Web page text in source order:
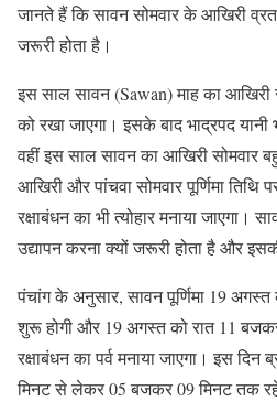
जानते हैं कि सावन सोमवार के आखिरी
जरूरी होता है।
इस साल सावन (Sawan) माह का
को रखा जाएगा। इसके बाद भाद्रपद यानी
वहीं इस साल सावन का आखिरी सोमवार
आखिरी और पांचवा सोमवार पूर्णिमा तिथि
रक्षाबंधन का भी त्योहार मनाया जाएगा।
उद्यापन करना क्यों जरूरी होता है और
पंचांग के अनुसार, सावन पूर्णिमा 19
शुरू होगी और 19 अगस्त को रात 11
रक्षाबंधन का पर्व मनाया जाएगा। इस
मिनट से लेकर 05 बजकर 09 मिनट तक